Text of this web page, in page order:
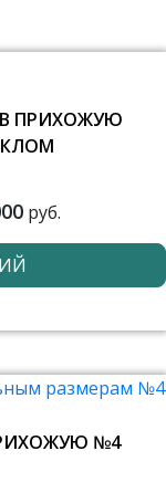
ПРИХОЖУЮ
руб.
№4